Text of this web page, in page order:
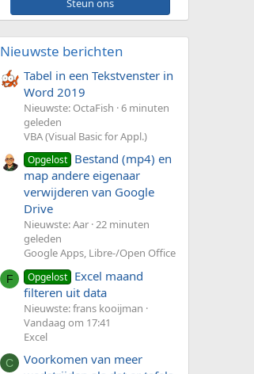
Steun ons
Nieuwste berichten
Tabel in een Tekstvenster in
Word 2019
Nieuwste: OctaFish 6 minuten
geleden
VBA (Visual Basic for Appl.)
Opgelost Bestand (mp4) en
map andere eigenaar
verwijderen van Google
Drive
Nieuwste: Aar 22 minuten
geleden
Google Apps, Libre-/Open Office
F Opgelost Excel maand
filteren uit data
Nieuwste: frans kooijman
Vandaag om 17:41
Excel
C
Voorkomen van meer